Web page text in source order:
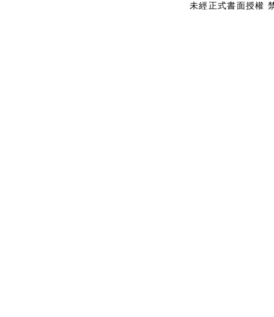
未經正式書面授權